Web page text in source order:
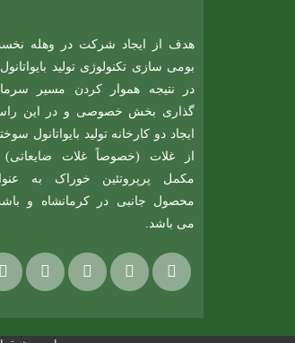
هدف از ایجاد شرکت در وهله
بومی سازی تکنولوژی تولید
در نتیجه هموار کردن مسیر
گذاری بخش خصوصی و در این
ایجاد دو کارخانه تولید بایواتانول
از غلات (خصوصاً غلات
مکمل پرپروتئین خوراک به
محصول جانبی در کرمانشاه و
می باشد.